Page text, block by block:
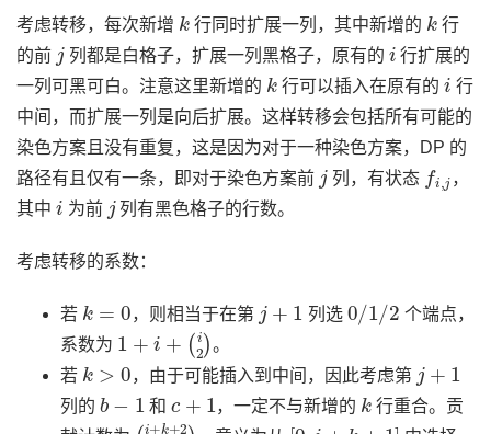
考虑转移，每次新增
k
行同时扩展一列，其中新增的
k
行
的前
列都是白格子，扩展一列黑格子，原有的
i
行扩展的
一列可黑可白。注意这里新增的
k
行可以插入在原有的
i
行
中间，而扩展一列是向后扩展。这样转移会包括所有可能的
染色方案且没有重复，这是因为对于一种染色方案，DP 的
路径有且仅有一条，即对于染色方案前
列，有状态
i,
，
其中
i
为前 列有黑色格子的行数。
考虑转移的系数：
若
k
，则相当于在第
+
列选
0 /1 2
个端点，
系数为
1 +(
。
若
k
，由于可能插入到中间，因此考虑第
+
列的
b
和 ，一定不与新增的
k
行重合。贡
(i+k+2 2) [0 + +1